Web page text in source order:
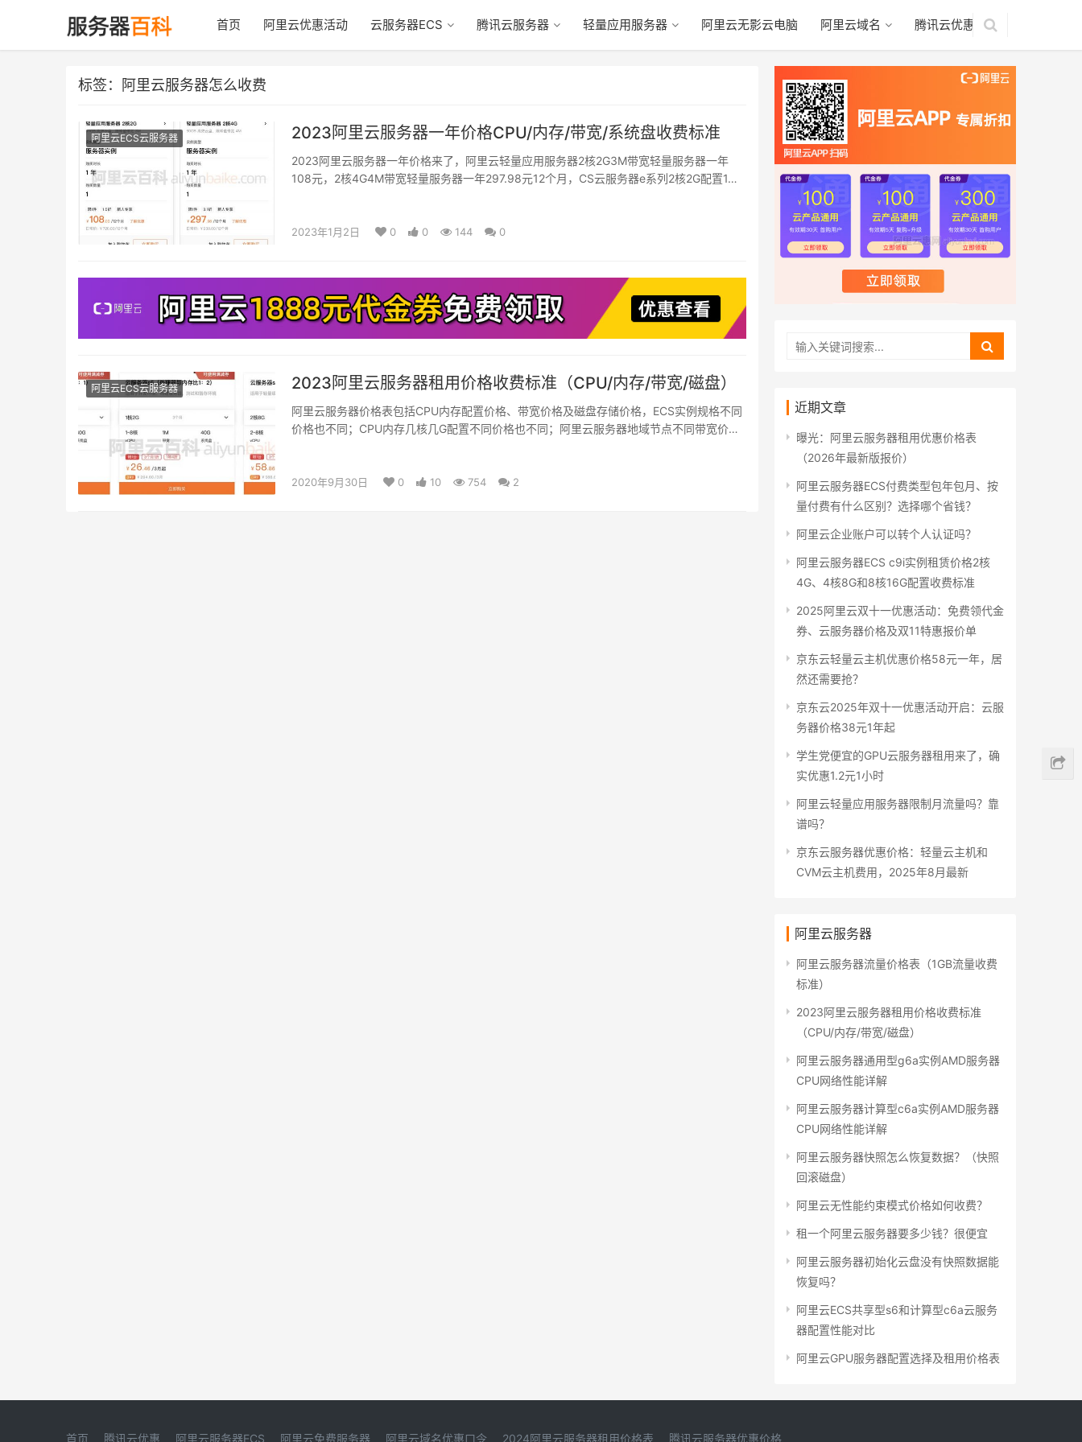
首页 阿里云优惠活动 云服务器ECS 腾讯云服务器 轻量应用服务器 阿里云无影云电脑 阿里云域名 腾讯云优惠
标签：阿里云服务器怎么收费
阿里云ECS云服务器 2023阿里云服务器一年价格CPU/内存/带宽/系统盘收费标准
2023阿里云服务器一年价格来了，阿里云轻量应用服务器2核2G3M带宽轻量服务器一年
108元，2核4G4M带宽轻量服务器一年297.98元12个月，CS云服务器e系列2核2G配置1…
2023年1月2日 0 0 144 0
阿里云ECS云服务器 2023阿里云服务器租用价格收费标准（CPU/内存/带宽/磁盘）
阿里云服务器价格表包括CPU内存配置价格、带宽价格及磁盘存储价格，ECS实例规格不同
价格也不同；CPU内存几核几G配置不同价格也不同；阿里云服务器地域节点不同带宽价格
2020年9月30日 0 10 754 2
近期文章
曝光：阿里云服务器租用优惠价格表
（2026年最新版报价）
阿里云服务器ECS付费类型包年包月、按
量付费有什么区别？选择哪个省钱？
阿里云企业账户可以转个人认证吗？
阿里云服务器ECS c9i实例租赁价格2核
4G、4核8G和8核16G配置收费标准
2025阿里云双十一优惠活动：免费领代金
券、云服务器价格及双11特惠报价单
京东云轻量云主机优惠价格58元一年，居
然还需要抢？
京东云2025年双十一优惠活动开启：云服
务器价格38元1年起
学生党便宜的GPU云服务器租用来了，确
实优惠1.2元1小时
阿里云轻量应用服务器限制月流量吗？靠
谱吗？
京东云服务器优惠价格：轻量云主机和
CVM云主机费用，2025年8月最新
阿里云服务器
阿里云服务器流量价格表（1GB流量收费
标准）
2023阿里云服务器租用价格收费标准
（CPU/内存/带宽/磁盘）
阿里云服务器通用型g6a实例AMD服务器
CPU网络性能详解
阿里云服务器计算型c6a实例AMD服务器
CPU网络性能详解
阿里云服务器快照怎么恢复数据？（快照
回滚磁盘）
阿里云无性能约束模式价格如何收费？
租一个阿里云服务器要多少钱？很便宜
阿里云服务器初始化云盘没有快照数据能
恢复吗？
阿里云ECS共享型s6和计算型c6a云服务
器配置性能对比
阿里云GPU服务器配置选择及租用价格表
首页 腾讯云优惠 阿里云服务器ECS 阿里云免费服务器 阿里云域名优惠口令 2024阿里云服务器租用价格表 腾讯云服务器优惠价格